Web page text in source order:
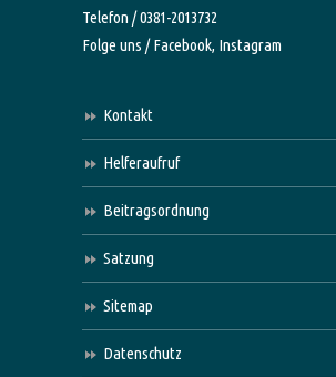
Telefon / 0381-2013732
Folge uns /Facebook, Instagram
Kontakt
Helferaufruf
Beitragsordnung
Satzung
Sitemap
Datenschutz